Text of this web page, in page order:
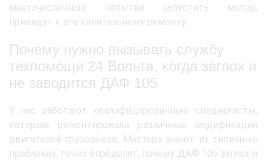
многочисленные попытки запустить мотор,
приведут к его капитальному ремонту.
Почему нужно вызывать службу
техпомощи 24 Вольта, когда заглох и
не заводится ДАФ 105
У нас работают квалифицированные специалисты,
которые ремонтировали различные модификации
двигателей грузовиков. Мастера знают их типичные
проблемы, точно определят, почему ДАФ 105 заглох и